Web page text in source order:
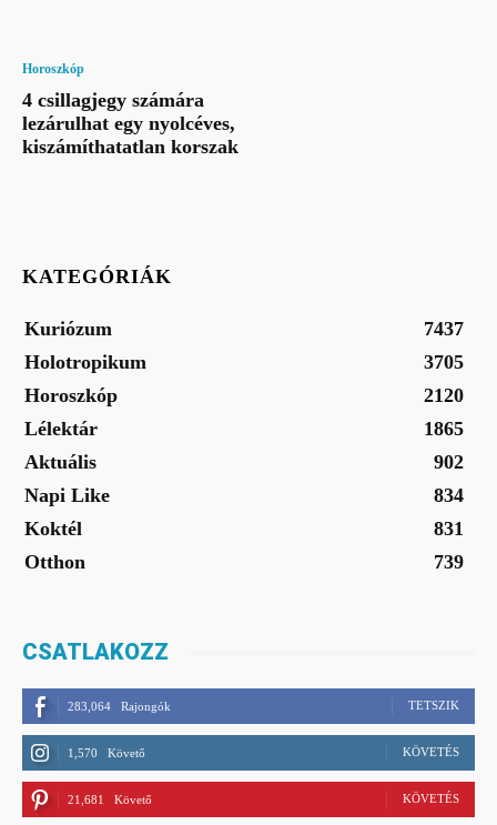
Horoszkóp
4 csillagjegy számára
lezárulhat egy nyolcéves,
kiszámíthatatlan korszak
KATEGÓRIÁK
Kuriózum
7437
Holotropikum
3705
Horoszkóp
2120
Lélektár
1865
Aktuális
902
Napi Like
834
Koktél
831
Otthon
739
CSATLAKOZZ
283,064 Rajongók TETSZIK
1,570 Követő KÖVETÉS
21,681 Követő KÖVETÉS